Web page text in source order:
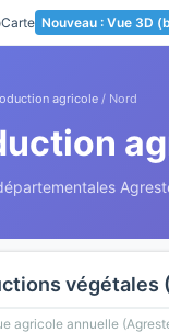
Carte Nouveau : Vue 3D
agricole / Nord
végétales
agricole annuelle